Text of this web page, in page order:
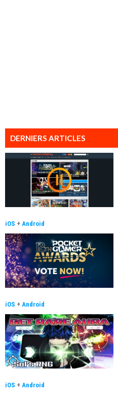
DERNIERS ARTICLES
iOS + Android
iOS + Android
iOS + Android